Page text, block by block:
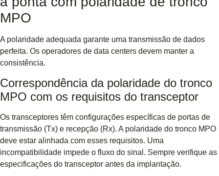
MPO
A polaridade adequada garante uma transmissão de dados
perfeita. Os operadores de data centers devem manter a
consistência.
Correspondência da polaridade do tronco
MPO com os requisitos do transceptor
Os transceptores têm configurações específicas de portas de
transmissão (Tx) e recepção (Rx). A polaridade do tronco MPO
deve estar alinhada com esses requisitos. Uma
incompatibilidade impede o fluxo do sinal. Sempre verifique as
especificações do transceptor antes da implantação.